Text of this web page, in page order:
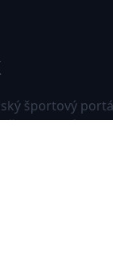
športový
informácie